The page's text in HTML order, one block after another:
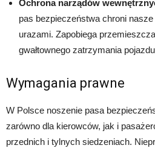
Ochrona narządów
pas bezpieczeństwa chroni
urazami. Zapobiega
gwałtownego zatrzymania
Wymagania prawne
W Polsce noszenie pasa
zarówno dla kierowców, jak i
przednich i tylnych siedzeniach.